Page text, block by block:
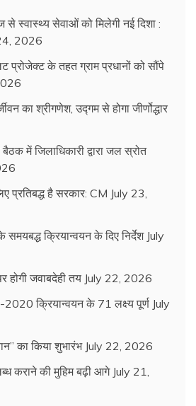
स्वास्थ्य सेवाओं को मिलेगी नई दिशा :
2026
प्रोजेक्ट के तहत ग्राम प्रधानों को सौंपे
का श्रीगणेश, उद्गम से होगा जीर्णोद्धार
में जिलाधिकारी द्वारा जल स्रोत
प्रतिबद्ध है सरकार: CM July 23,
क्रियान्वयन के दिए निर्देश July
होगी जवाबदेही तय July 22, 2026
2020 क्रियान्वयन के 71 लक्ष्य पूर्ण July
का किया शुभारंभ July 22, 2026
कराने की मुहिम बढ़ी आगे July 21,